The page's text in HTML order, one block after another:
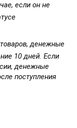
если он не
денежные
10 дней. Если
денежные
поступления